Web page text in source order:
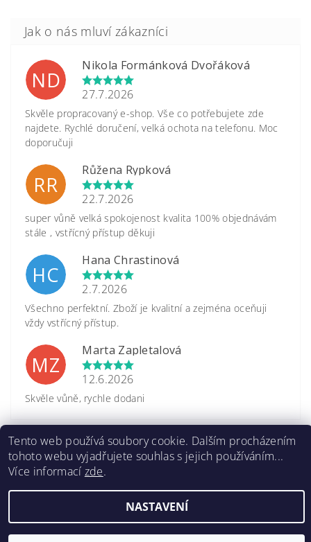
ND
Nikola Formánková Dvořáková
27.7.2026
Skvěle propracovaný e-shop. Vše co potřebujete zde
najdete. Rychlé doručení, velká ochota na telefonu. Moc
doporučuji
RR
Růžena Rypková
22.7.2026
super vůně velká spokojenost kvalita 100% objednávám
stále , vstřícný přístup děkuji
HC
Hana Chrastinová
2.7.2026
Všechno perfektní. Zboží je kvalitní a zejména oceňuji
vždy vstřícný přístup.
MZ
Marta Zapletalová
12.6.2026
Skvěle vůně, rychle dodani
Zobrazit další hodnocení
www.caretrade.cz, všechna práva vyhrazena
Tento web používá soubory cookie. Dalším procházením
tohoto webu vyjadřujete souhlas s jejich používáním...
Více informací zde.
NASTAVENÍ